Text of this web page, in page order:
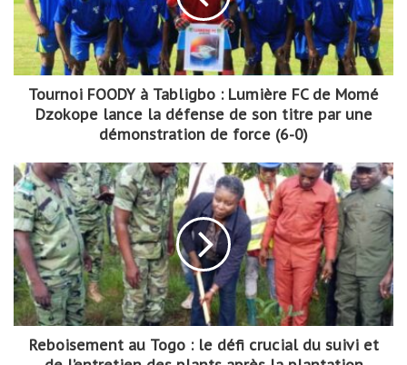
Tournoi FOODY à Tabligbo : Lumière FC de Momé
Dzokope lance la défense de son titre par une
démonstration de force (6-0)
Reboisement au Togo : le défi crucial du suivi et